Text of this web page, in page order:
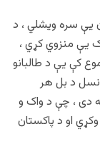
یې سره ویشلي ، د
یې منزوي کړي ،
کې یې د طالبانو
نسل د بل هر
دی ، چې د واک و
وکړي او د پاکستان